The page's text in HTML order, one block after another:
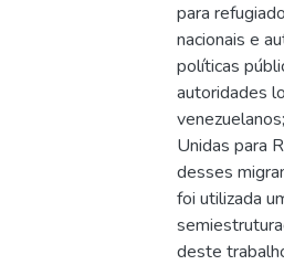
para
nacionais e
políticas
autoridades
Unidas para
desses
foi utilizada
deste